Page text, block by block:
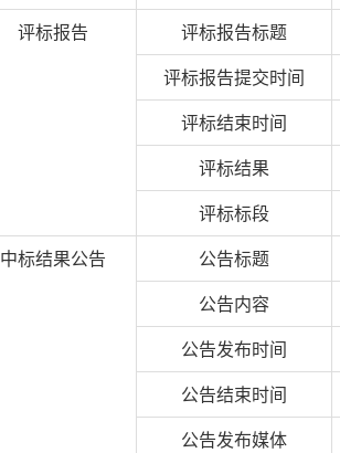
评标报告 评标报告标题
评标报告提交时间
评标结束时间
评标结果
评标标段
中标结果公告
公告标题
公告内容
公告发布时间
公告结束时间
公告发布媒体